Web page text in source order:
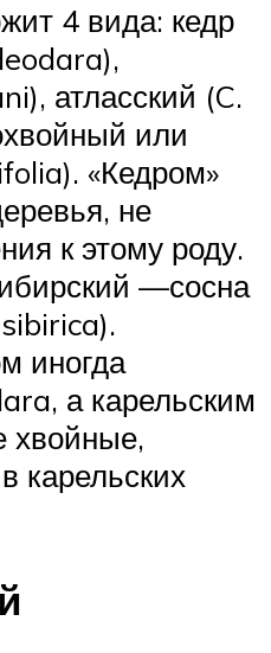
4 вида: кедр
атласский (C.
или
«Кедром»
не
к этому роду.
—сосна
иногда
а карельским
хвойные,
карельских